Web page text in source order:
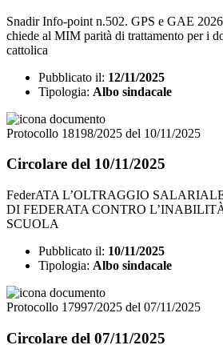
Snadir Info-point n.502. GPS e GAE
chiede al MIM parità di trattamento per i
cattolica
Pubblicato il: 12/11/2025
Tipologia: Albo sindacale
Protocollo 18198/2025 del 10/11/2025
Circolare del 10/11/2025
FederATA L’OLTRAGGIO
DI FEDERATA CONTRO
SCUOLA
Pubblicato il: 10/11/2025
Tipologia: Albo sindacale
Protocollo 17997/2025 del 07/11/2025
Circolare del 07/11/2025